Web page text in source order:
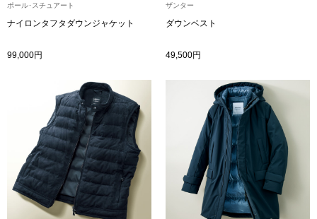
BOGARD 最新号はこちら
ランド
ルーム･アン
ルームウェア
アンダーウェア
その他
ポール･スチュアート
ナイロンタフタダウンジャケット
99,000円
ザンター
ダウンベスト
49,500円